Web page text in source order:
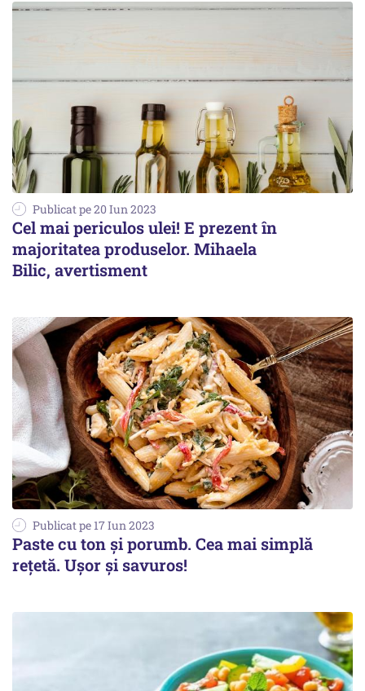
Publicat pe 20 Iun 2023
Cel mai periculos ulei! E prezent în
majoritatea produselor. Mihaela
Bilic, avertisment
Publicat pe 17 Iun 2023
Paste cu ton și porumb. Cea mai simplă
rețetă. Ușor și savuros!